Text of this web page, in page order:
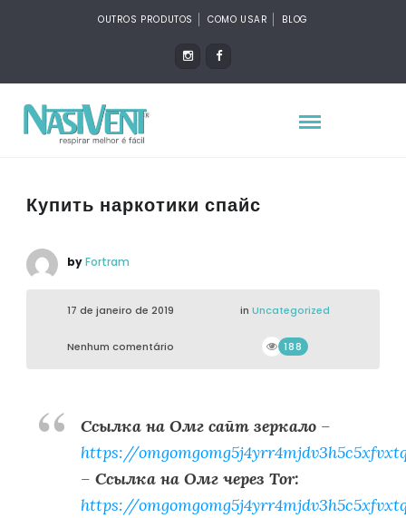
OUTROS PRODUTOS COMO USAR BLOG
Купить наркотики спайс
byFortram
17 de janeiro de 2019 in Uncategorized
Nenhum comentário 188
Ссылка на Омг сайт зеркало–
https://
– Ссылка на Омг через Tor:
https://